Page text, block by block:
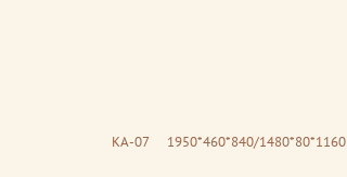
КА-07 1950*460*840/1480*80*1160